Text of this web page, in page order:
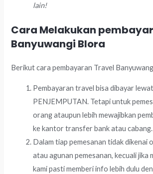
lain!
Cara Melakukan
Banyuwangi Blora
Berikut cara pembayaran Travel
Pembayaran travel bisa dibayar
PENJEMPUTAN. Tetapi untuk
orang ataupun lebih mewajibkan
ke kantor transfer bank atau cabang.
Dalam tiap pemesanan tidak dikenai
atau agunan pemesanan, kecuali jika
kami pasti memberi info lebih dulu